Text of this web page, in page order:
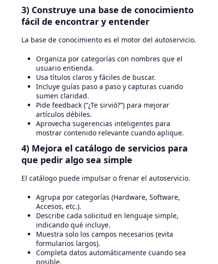
3) Construye una base de conocimiento
fácil de encontrar y entender
La base de conocimiento es el motor del autoservicio.
Organiza por categorías con nombres que el
usuario entienda.
Usa títulos claros y fáciles de buscar.
Incluye guías paso a paso y capturas cuando
sumen claridad.
Pide feedback (“¿Te sirvió?”) para mejorar
artículos débiles.
Aprovecha sugerencias inteligentes para
mostrar contenido relevante cuando aplique.
4) Mejora el catálogo de servicios para
que pedir algo sea simple
El catálogo puede impulsar o frenar el autoservicio.
Agrupa por categorías (Hardware, Software,
Accesos, etc.).
Describe cada solicitud en lenguaje simple,
indicando qué incluye.
Muestra solo los campos necesarios (evita
formularios largos).
Completa datos automáticamente cuando sea
posible.